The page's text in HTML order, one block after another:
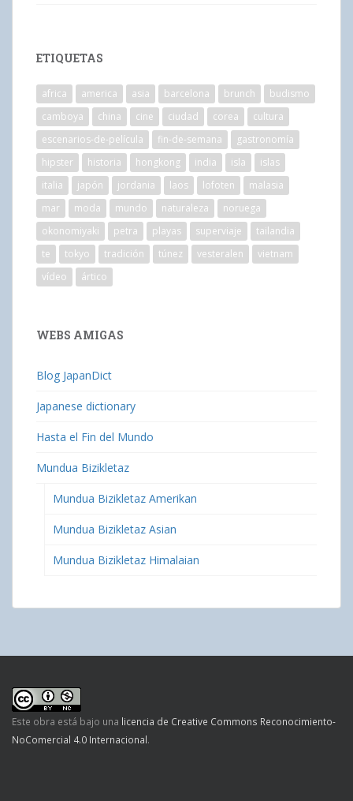
ETIQUETAS
africa america asia barcelona brunch
budismo
camboya
china cine ciudad corea
cultura
escenarios-de-película
fin-de-semana
gastronomía
hipster
historia hongkong india isla
islas
italia
japón jordania laos lofoten
malasia
mar
moda mundo naturaleza
noruega
okonomiyaki
petra playas superviaje
tailandia
te
tokyo tradición túnez vesteralen
vietnam
vídeo
ártico
WEBS AMIGAS
Blog JapanDict
Japanese dictionary
Hasta el Fin del Mundo
Mundua Bizikletaz
Mundua Bizikletaz Amerikan
Mundua Bizikletaz Asian
Mundua Bizikletaz Himalaian
Este obra está bajo una licencia de Creative Commons Reconocimiento-
NoComercial 4.0 Internacional.